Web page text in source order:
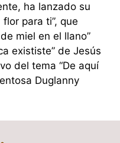
ha lanzado su
para ti”, que
miel en el llano”
exististe” de Jesús
del tema “De aquí
Duglanny